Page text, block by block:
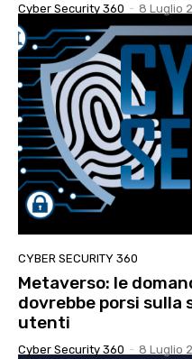
Cyber Security 360 - 8 Luglio
CYBER SECURITY 360
Metaverso: le
dovrebbe porsi sulla
utenti
Cyber Security 360 - 8 Luglio